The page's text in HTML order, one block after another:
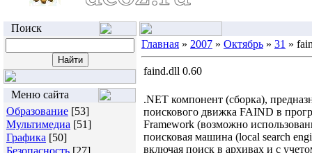
Поиск
Меню сайта
Образование [53]
Мультимедиа [51]
Графика [50]
Безопасность [27]
Главная » 2007 » Октябрь » 31 »
faind.dll 0.60
.NET компонент (сборка),
поискового движка FAIND в
Framework (возможно
поисковая машина (local search
включая поиск в архивах и с